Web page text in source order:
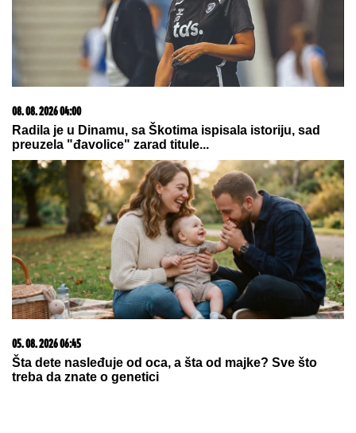
09. 07. 2026 09:20
Komfor po meri klijenata: nova linija paketa ALTA
banke